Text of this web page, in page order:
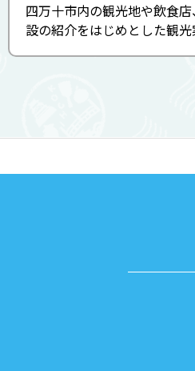
四万十市内の観光地や飲食
設の紹介をはじめとした観